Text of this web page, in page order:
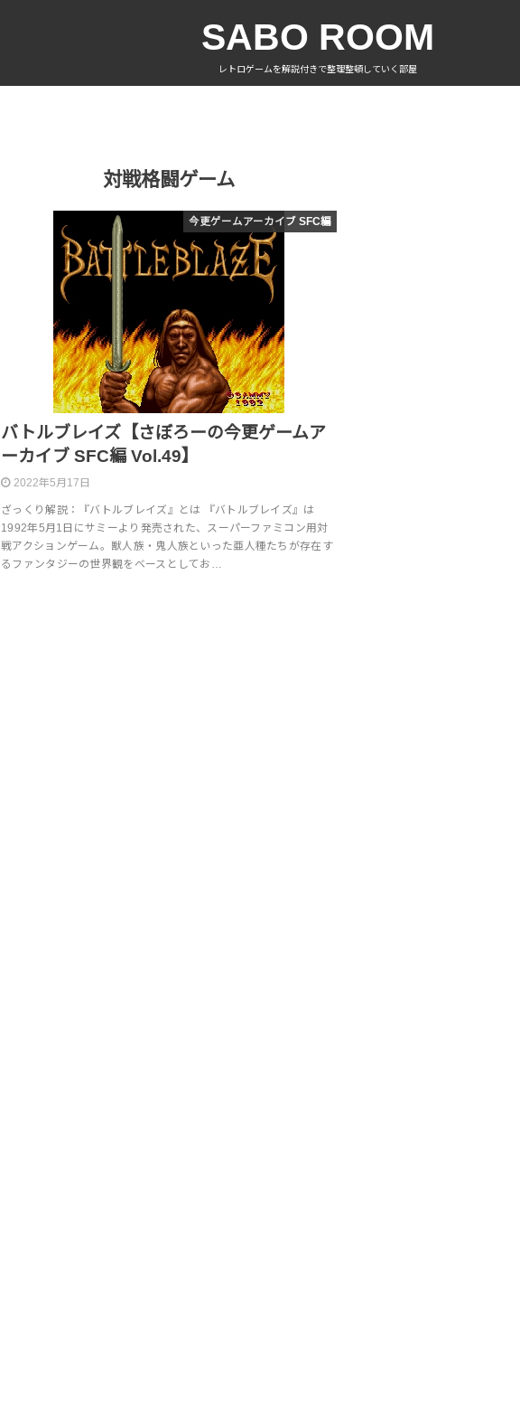
SABO ROOM
レトロゲームを解説付きで整理整頓していく部屋
対戦格闘ゲーム
今更ゲームアーカイブ SFC編
バトルブレイズ【さぼろーの今更ゲームア
ーカイブ SFC編 Vol.49】
2022年5月17日
ざっくり解説：『バトルブレイズ』とは 『バトルブレイズ』は
1992年5月1日にサミーより発売された、スーパーファミコン用対
戦アクションゲーム。獣人族・鬼人族といった亜人種たちが存在す
るファンタジーの世界観をベースとしてお…